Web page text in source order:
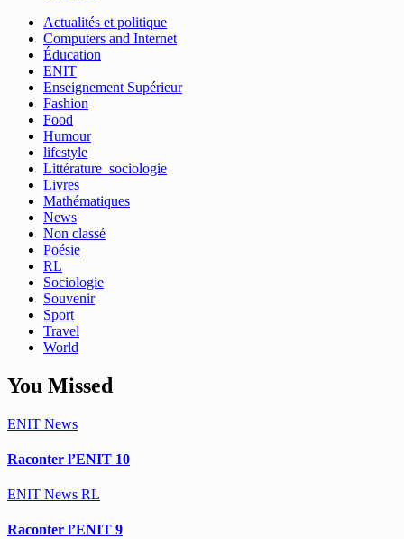
Actualités et politique
Computers and Internet
Éducation
ENIT
Enseignement Supérieur
Fashion
Food
Humour
lifestyle
Littérature_sociologie
Livres
Mathématiques
News
Non classé
Poésie
RL
Sociologie
Souvenir
Sport
Travel
World
You Missed
ENIT News
Raconter l’ENIT 10
ENIT News RL
Raconter l’ENIT 9